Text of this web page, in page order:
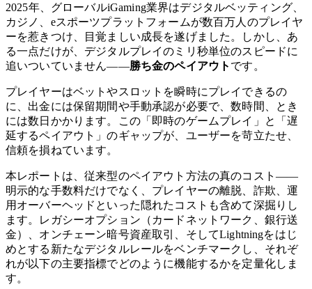
2025年、グローバルiGaming業界はデジタルベッティング、
カジノ、eスポーツプラットフォームが数百万人のプレイヤ
ーを惹きつけ、目覚ましい成長を遂げました。しかし、あ
る一点だけが、デジタルプレイのミリ秒単位のスピードに
追いついていません——勝ち金のペイアウト です。
プレイヤーはベットやスロットを瞬時にプレイできるの
に、出金には保留期間や手動承認が必要で、数時間、とき
には数日かかります。この「即時のゲームプレイ」と「遅
延するペイアウト」のギャップが、ユーザーを苛立たせ、
信頼を損ねています。
本レポートは、従来型のペイアウト方法の真のコスト——
明示的な手数料だけでなく、プレイヤーの離脱、詐欺、運
用オーバーヘッドといった隠れたコストも含めて深掘りし
ます。レガシーオプション（カードネットワーク、銀行送
金）、オンチェーン暗号資産取引、そしてLightningをはじ
めとする新たなデジタルレールをベンチマークし、それぞ
れが以下の主要指標でどのように機能するかを定量化しま
す。